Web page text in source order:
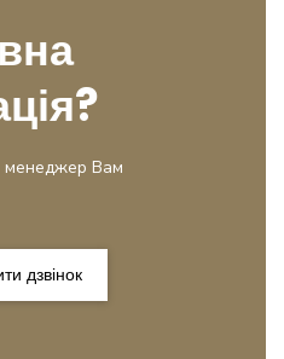
менеджер Вам
дзвінок